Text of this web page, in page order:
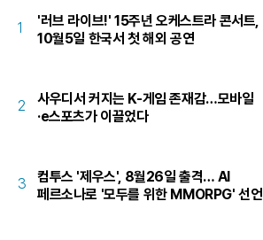
1
'러브 라이브!' 15주년 오케스트라 콘서트,
10월5일 한국서 첫 해외 공연
2
사우디서 커지는 K-게임 존재감…모바일
·e스포츠가 이끌었다
3
컴투스 '제우스', 8월26일 출격… AI
페르소나로 '모두를 위한 MMORPG' 선언